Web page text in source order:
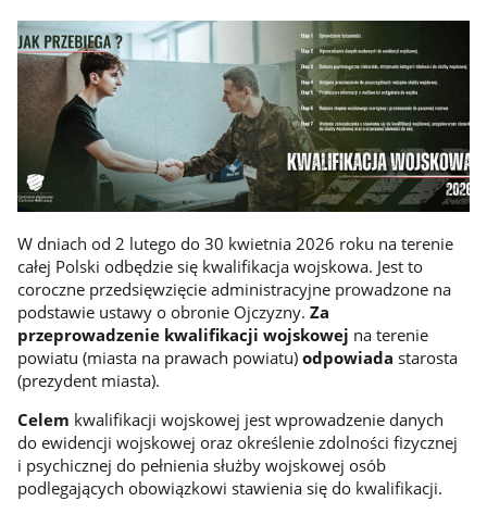
W dniach od 2 lutego do 30 kwietnia 2026 roku na terenie
całej Polski odbędzie się kwalifikacja wojskowa. Jest to
coroczne przedsięwzięcie administracyjne prowadzone na
podstawie ustawy o obronie Ojczyzny. Za
przeprowadzenie kwalifikacji wojskowej na terenie
powiatu (miasta na prawach powiatu) odpowiada starosta
(prezydent miasta).
Celem kwalifikacji wojskowej jest wprowadzenie danych
do ewidencji wojskowej oraz określenie zdolności fizycznej
i psychicznej do pełnienia służby wojskowej osób
podlegających obowiązkowi stawienia się do kwalifikacji.